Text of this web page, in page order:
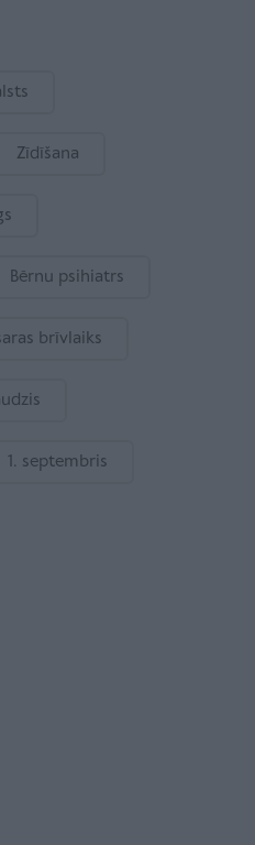
Zīdīšana
Bērnu psihiatrs
brīvlaiks
1. septembris